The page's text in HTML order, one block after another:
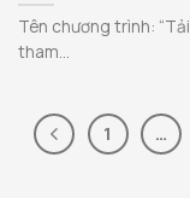
Tên chương trình:
tham...
1 …